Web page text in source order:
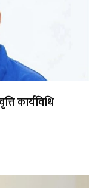
कार्यविधि